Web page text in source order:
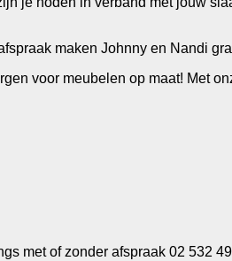
maken Johnny en Nandi
voor meubelen op maat! Met
met of zonder afspraak 02 532